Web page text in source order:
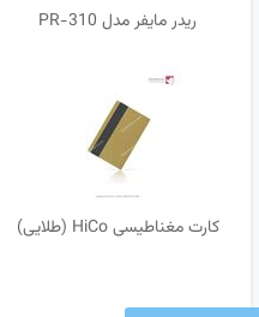
ریدر مایفر مدل PR-310
کارت مغناطیسی HiCo (طلایی)